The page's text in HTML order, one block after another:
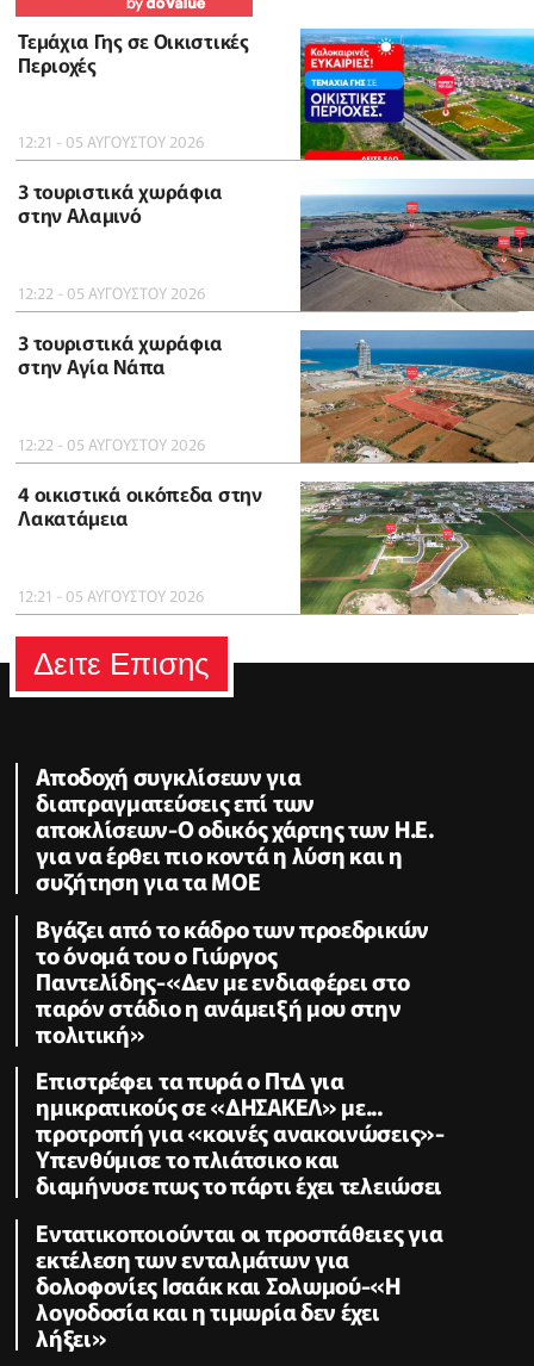
Τεμάχια Γης σε Οικιστικές
Περιοχές
12:21 - 05 ΑΥΓΟΥΣΤΟΥ 2026
3 τουριστικά χωράφια
στην Αλαμινό
12:22 - 05 ΑΥΓΟΥΣΤΟΥ 2026
3 τουριστικά χωράφια
στην Αγία Νάπα
12:22 - 05 ΑΥΓΟΥΣΤΟΥ 2026
4 οικιστικά οικόπεδα στην
Λακατάμεια
12:21 - 05 ΑΥΓΟΥΣΤΟΥ 2026
Δειτε Επισης
Αποδοχή συγκλίσεων για
διαπραγματεύσεις επί των
αποκλίσεων-Ο οδικός χάρτης των Η.Ε.
για να έρθει πιο κοντά η λύση και η
συζήτηση για τα ΜΟΕ
Βγάζει από το κάδρο των προεδρικών
το όνομά του ο Γιώργος
Παντελίδης-«Δεν με ενδιαφέρει στο
παρόν στάδιο η ανάμειξή μου στην
πολιτική»
Επιστρέφει τα πυρά ο ΠτΔ για
ημικρατικούς σε «ΔΗΣΑΚΕΛ» με...
προτροπή για «κοινές ανακοινώσεις»-
Υπενθύμισε το πλιάτσικο και
διαμήνυσε πως το πάρτι έχει τελειώσει
Εντατικοποιούνται οι προσπάθειες για
εκτέλεση των ενταλμάτων για
δολοφονίες Ισαάκ και Σολωμού-«Η
λογοδοσία και η τιμωρία δεν έχει
λήξει»